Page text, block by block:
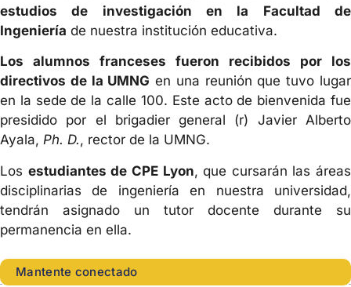
estudios de investigación en la Facultad de
Ingeniería de nuestra institución educativa.
Los alumnos franceses fueron recibidos por los
directivos de la UMNG en una reunión que tuvo lugar
en la sede de la calle 100. Este acto de bienvenida fue
presidido por el brigadier general (r) Javier Alberto
Ayala, Ph. D., rector de la UMNG.
Los estudiantes de CPE Lyon, que cursarán las áreas
disciplinarias de ingeniería en nuestra universidad,
tendrán asignado un tutor docente durante su
permanencia en ella.
Mantente conectado